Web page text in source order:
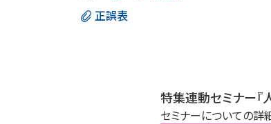
正誤表
特集連動セミナー
セミナーについての詳